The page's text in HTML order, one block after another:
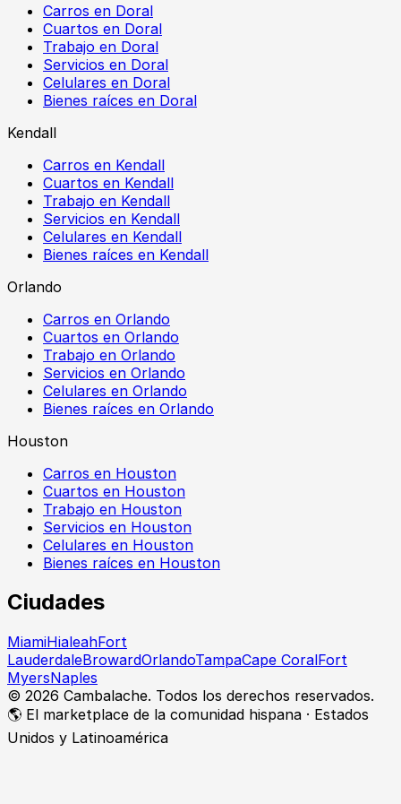
Carros en Doral
Cuartos en Doral
Trabajo en Doral
Servicios en Doral
Celulares en Doral
Bienes raíces en Doral
Kendall
Carros en Kendall
Cuartos en Kendall
Trabajo en Kendall
Servicios en Kendall
Celulares en Kendall
Bienes raíces en Kendall
Orlando
Carros en Orlando
Cuartos en Orlando
Trabajo en Orlando
Servicios en Orlando
Celulares en Orlando
Bienes raíces en Orlando
Houston
Carros en Houston
Cuartos en Houston
Trabajo en Houston
Servicios en Houston
Celulares en Houston
Bienes raíces en Houston
Ciudades
MiamiHialeahFort
LauderdaleBrowardOrlandoTampaCape CoralFort
MyersNaples
© 2026 Cambalache. Todos los derechos reservados.
🌎 El marketplace de la comunidad hispana · Estados
Unidos y Latinoamérica